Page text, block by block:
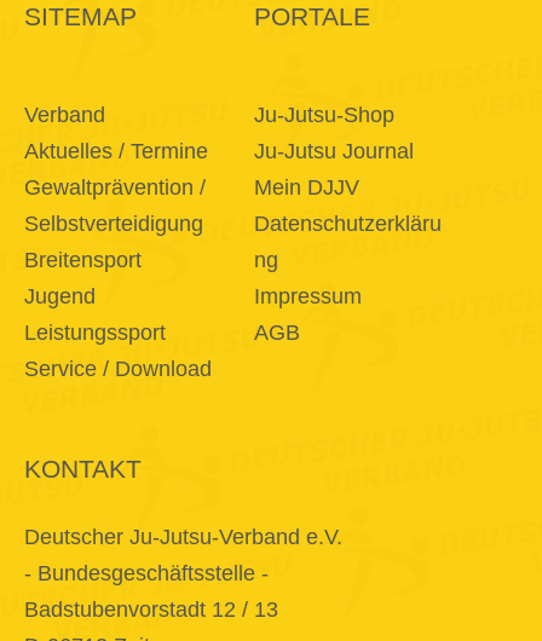
SITEMAP
Verband
Aktuelles / Termine
Gewaltprävention /
Selbstverteidigung
Breitensport
Jugend
Leistungssport
Service / Download
PORTALE
Ju-Jutsu-Shop
Ju-Jutsu Journal
Mein DJJV
Datenschutzerkläru
ng
Impressum
AGB
KONTAKT
Deutscher Ju-Jutsu-Verband e.V.
- Bundesgeschäftsstelle -
Badstubenvorstadt 12 / 13